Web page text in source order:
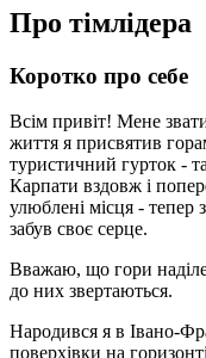
Про тімлідера
Коротко про себе
Всім привіт! Мене
життя я присвятив
туристичний гурток -
Карпати вздовж і
улюблені місця - тепер
забув своє серце.
Вважаю, що гори
до них звертаються.
Народився я в Івано-
поверхівки на